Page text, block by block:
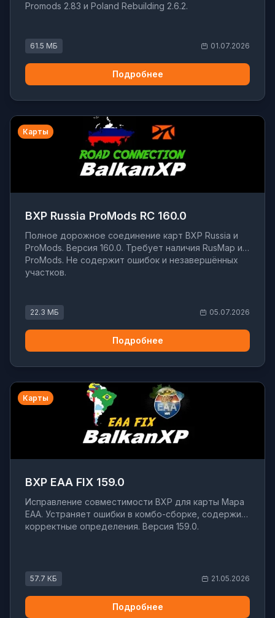
Promods 2.83 и Poland Rebuilding 2.6.2.
61.5 МБ 01.07.2026
Подробнее
Карты
BXP Russia ProMods RC 160.0
Полное дорожное соединение карт BXP Russia и
ProMods. Версия 160.0. Требует наличия RusMap и
ProMods. Не содержит ошибок и незавершённых
участков.
22.3 МБ 05.07.2026
Подробнее
Карты
BXP EAA FIX 159.0
Исправление совместимости BXP для карты Mapa
EAA. Устраняет ошибки в комбо-сборке, содержит
корректные определения. Версия 159.0.
57.7 КБ 21.05.2026
Подробнее